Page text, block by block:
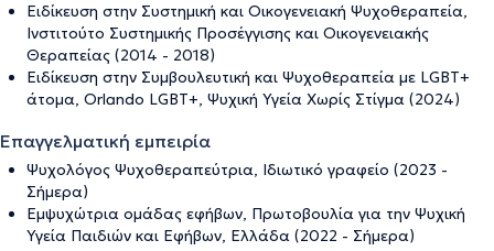
Ειδίκευση στην Συστημική και Οικογενειακή Ψυχοθεραπεία,
Ινστιτούτο Συστημικής Προσέγγισης και Οικογενειακής
Θεραπείας (2014 - 2018)
Ειδίκευση στην Συμβουλευτική και Ψυχοθεραπεία με LGBT+
άτομα, Orlando LGBT+, Ψυχική Υγεία Χωρίς Στίγμα (2024)
Επαγγελματική εμπειρία
Ψυχολόγος Ψυχοθεραπεύτρια, Ιδιωτικό γραφείο (2023 -
Σήμερα)
Εμψυχώτρια ομάδας εφήβων, Πρωτοβουλία για την Ψυχική
Υγεία Παιδιών και Εφήβων, Ελλάδα (2022 - Σήμερα)